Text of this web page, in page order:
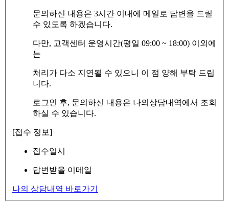
문의하신 내용은 3시간 이내에 메일로 답변을 드릴
수 있도록 하겠습니다.
다만, 고객센터 운영시간(평일 09:00 ~ 18:00) 이외에
는
처리가 다소 지연될 수 있으니 이 점 양해 부탁 드립
니다.
로그인 후, 문의하신 내용은 나의상담내역에서 조회
하실 수 있습니다.
[접수 정보]
접수일시
답변받을 이메일
나의 상담내역 바로가기